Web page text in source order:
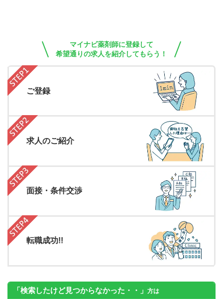
マイナビ薬剤師に登録して
希望通りの求人を紹介してもらう！
ご登録
求人のご紹介
面接・条件交渉
転職成功!!
「検索したけど見つからなかった・・」 方は